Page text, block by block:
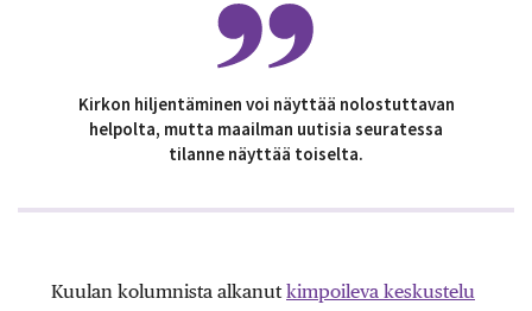
Kirkon hiljentäminen voi näyttää nolostuttavan
helpolta, mutta maailman uutisia seuratessa
tilanne näyttää toiselta.
Kuulan kolumnista alkanut kimpoileva keskustelu